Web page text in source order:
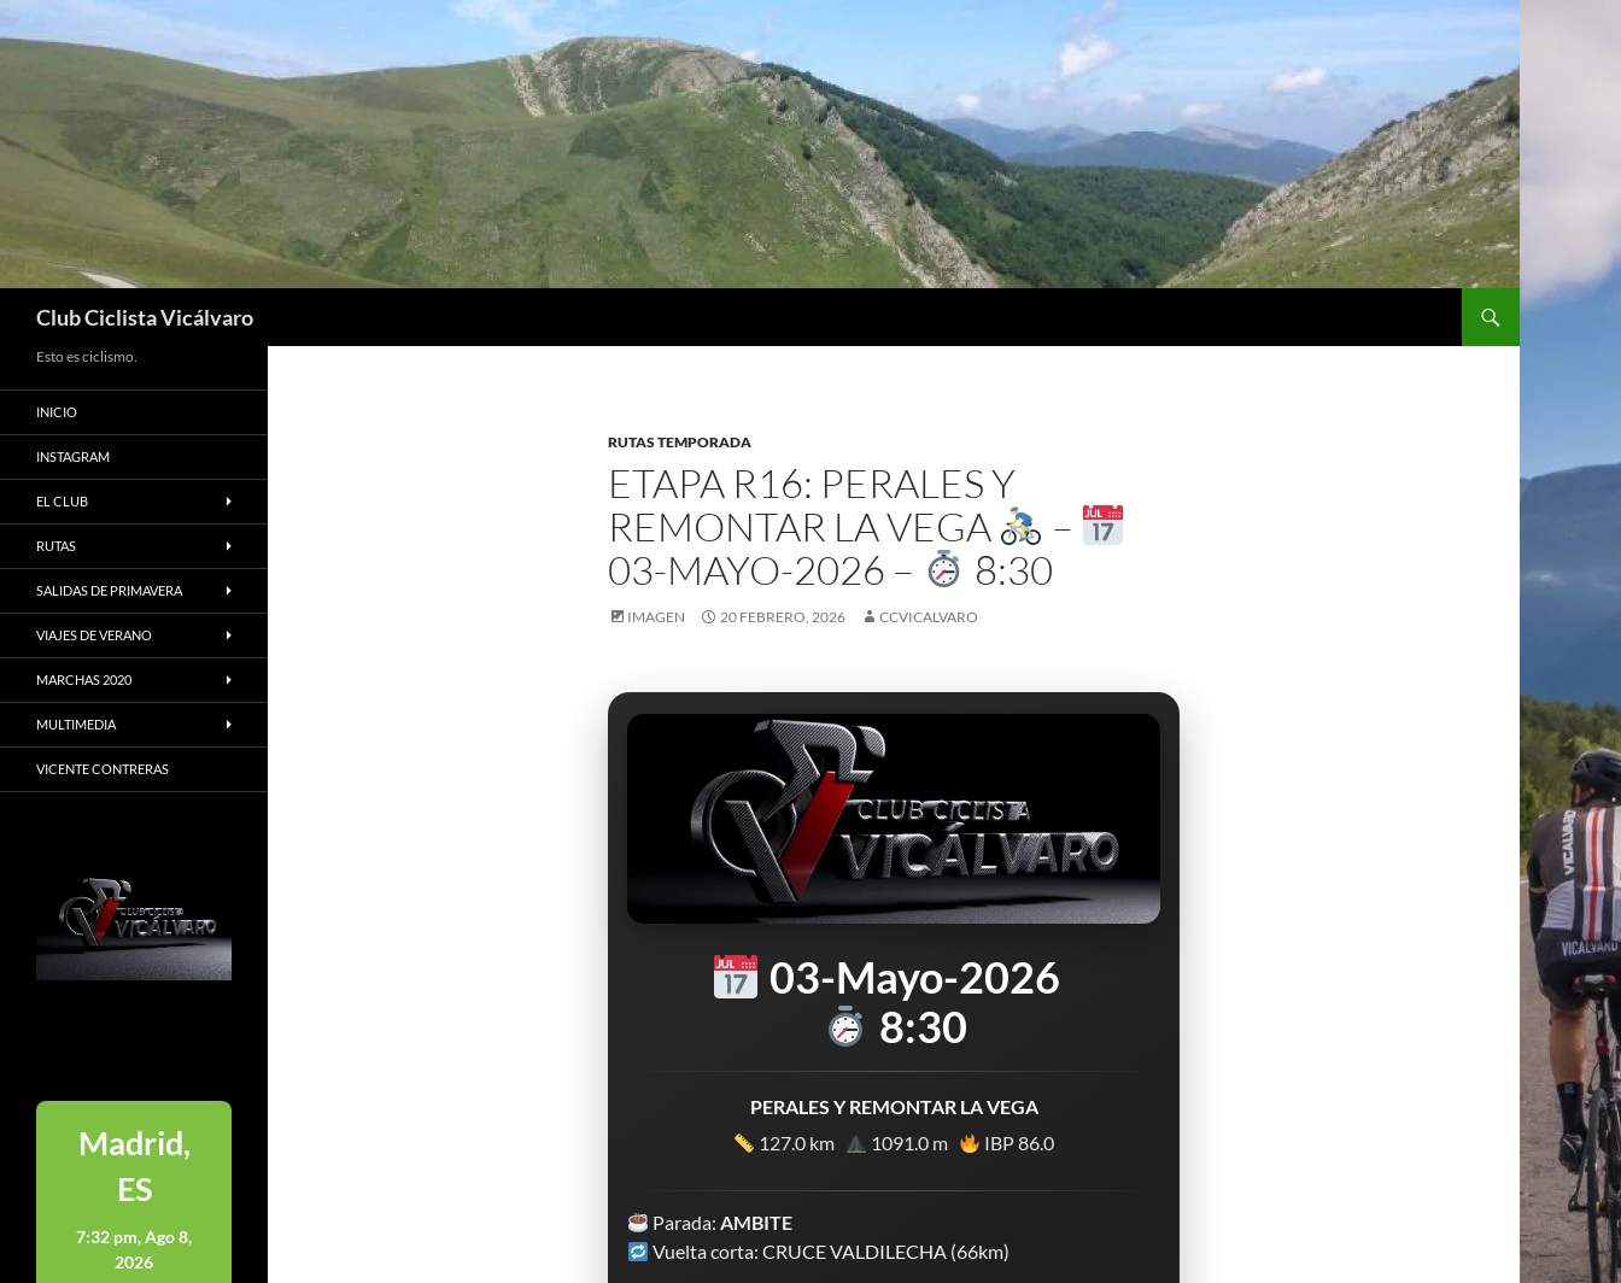
al
Club Ciclista Vicálvaro
RUTAS TEMPORADA
ETAPA R16: PERALES Y
REMONTAR LA VEGA
–
03-MAYO-2026 –
8:30
IMAGEN 20 FEBRERO, 2026 CCVICALVARO
03-Mayo-2026
8:30
PERALES Y REMONTAR LA VEGA
127.0 km
1091.0 m IBP 86.0
Parada:AMBITE
Vuelta corta: CRUCE VALDILECHA (66km)
Esto es ciclismo.
INICIO
INSTAGRAM
EL CLUB
RUTAS
SALIDAS DE PRIMAVERA
VIAJES DE VERANO
MARCHAS 2020
MULTIMEDIA
VICENTE CONTRERAS
Madrid,
ES
7:32 pm,Ago 8,
2026